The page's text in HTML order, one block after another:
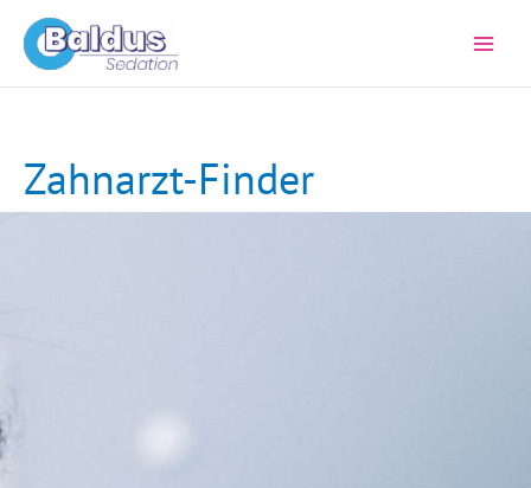
Inhalt
springen
Zahnarzt-Finder